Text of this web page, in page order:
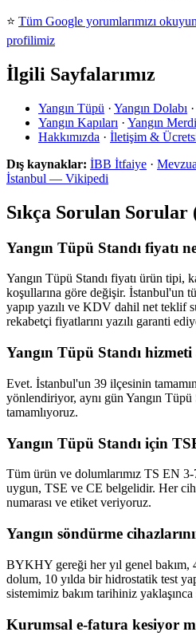
⭐ Tüm Google yorumlarımızı
profilimiz
İlgili Sayfalarımız
Yangın Tüpü · Yangın Dolabı ·
Yangın Kapıları · Yangın
Hakkımızda · İletişim &
Dış kaynaklar: İBB İtfaiye ·
İstanbul — Vikipedi
Sıkça Sorulan Sorular
Yangın Tüpü Standı fiyatı
Yangın Tüpü Standı fiyatı ürün tipi,
koşullarına göre değişir. İstanbul'un
yapıp yazılı ve KDV dahil net teklif
rekabetçi fiyatlarını yazılı garanti
Yangın Tüpü Standı
Evet. İstanbul'un 39 ilçesinin
yönlendiriyor, aynı gün Yangın Tüpü
tamamlıyoruz.
Yangın Tüpü Standı için
Tüm ürün ve dolumlarımız TS EN 3-
uygun, TSE ve CE belgelidir. Her
numarası ve etiket veriyoruz.
Yangın söndürme
BYKHY gereği her yıl genel bakım,
dolum, 10 yılda bir hidrostatik test
sistemimiz bakım tarihiniz yaklaşınca
Kurumsal e-fatura kesiyor